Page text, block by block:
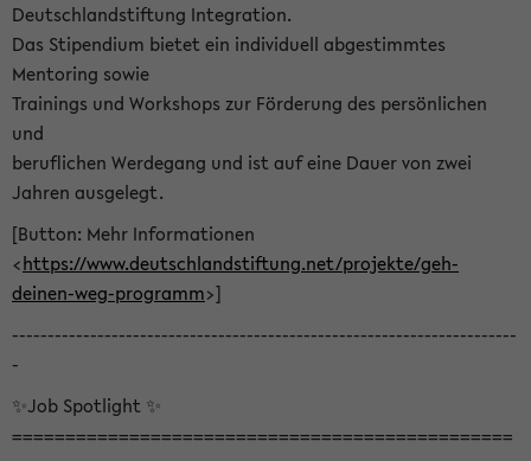
Deutschlandstiftung Integration.
Das Stipendium bietet ein individuell abgestimmtes
Mentoring sowie
Trainings und Workshops zur Förderung des persönlichen
und
beruflichen Werdegang und ist auf eine Dauer von zwei
Jahren ausgelegt.
[Button: Mehr Informationen
<https://www.deutschlandstiftung.net/projekte/geh-
deinen-weg-programm>]
-----------------------------------------------------------------------
-
✨Job Spotlight ✨
===============================================